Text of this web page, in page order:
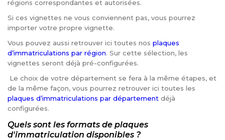
régions correspondantes et autorisées.
Si ces vignettes ne vous conviennent pas, vous pourrez
importer votre propre vignette.
Vous pouvez aussi retrouver ici toutes nos plaques
d’immatriculations par région. Sur cette sélection, les
vignettes seront déjà pré-configurées.
Le choix de votre département se fera à la même étapes, et
de la même façon, vous pourrez retrouver ici toutes les
plaques d’immatriculations par département déjà
configurées.
Quels sont les formats de plaques
d'immatriculation disponibles ?